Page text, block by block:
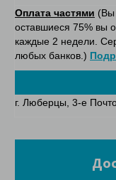
Оплата частями (Вы
оставшиеся 75% вы
каждые 2 недели.
любых банков.)
г. Люберцы, 3-е